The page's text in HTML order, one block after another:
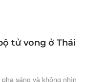
tử vong ở Thái
sáng và không nhìn